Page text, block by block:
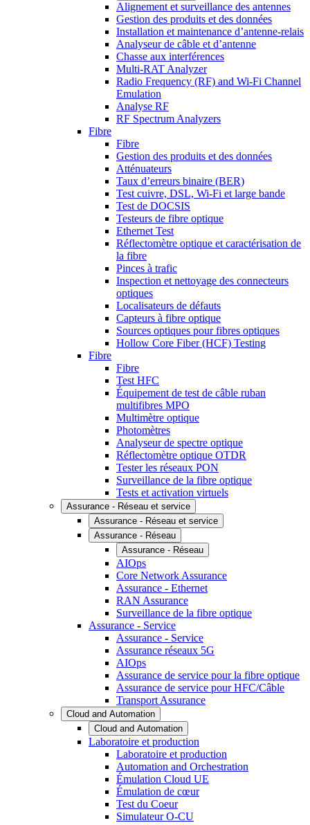
Alignement et surveillance des antennes
Gestion des produits et des données
Installation et maintenance d’antenne-relais
Analyseur de câble et d’antenne
Chasse aux interférences
Multi-RAT Analyzer
Radio Frequency (RF) and Wi-Fi Channel
Emulation
Analyse RF
RF Spectrum Analyzers
Fibre
Fibre
Gestion des produits et des données
Atténuateurs
Taux d’erreurs binaire (BER)
Test cuivre, DSL, Wi-Fi et large bande
Test de DOCSIS
Testeurs de fibre optique
Ethernet Test
Réflectomètre optique et caractérisation de
la fibre
Pinces à trafic
Inspection et nettoyage des connecteurs
optiques
Localisateurs de défauts
Capteurs à fibre optique
Sources optiques pour fibres optiques
Hollow Core Fiber (HCF) Testing
Fibre
Fibre
Test HFC
Équipement de test de câble ruban
multifibres MPO
Multimètre optique
Photomètres
Analyseur de spectre optique
Réflectomètre optique OTDR
Tester les réseaux PON
Surveillance de la fibre optique
Tests et activation virtuels
Assurance - Réseau et service
Assurance - Réseau et service
Assurance - Réseau
Assurance - Réseau
AIOps
Core Network Assurance
Assurance - Ethernet
RAN Assurance
Surveillance de la fibre optique
Assurance - Service
Assurance - Service
Assurance réseaux 5G
AIOps
Assurance de service pour la fibre optique
Assurance de service pour HFC/Câble
Transport Assurance
Cloud and Automation
Cloud and Automation
Laboratoire et production
Laboratoire et production
Automation and Orchestration
Émulation Cloud UE
Émulation de cœur
Test du Coeur
Simulateur O-CU